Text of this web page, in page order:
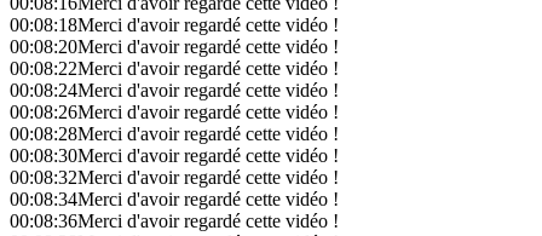
00:08:18Merci d'avoir regardé cette vidéo !
00:08:20Merci d'avoir regardé cette vidéo !
00:08:22Merci d'avoir regardé cette vidéo !
00:08:24Merci d'avoir regardé cette vidéo !
00:08:26Merci d'avoir regardé cette vidéo !
00:08:28Merci d'avoir regardé cette vidéo !
00:08:30Merci d'avoir regardé cette vidéo !
00:08:32Merci d'avoir regardé cette vidéo !
00:08:34Merci d'avoir regardé cette vidéo !
00:08:36Merci d'avoir regardé cette vidéo !